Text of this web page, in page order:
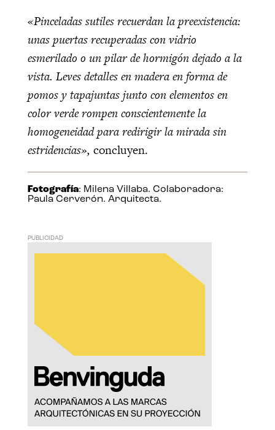
«Pinceladas sutiles recuerdan la preexistencia:
unas puertas recuperadas con vidrio
esmerilado o un pilar de hormigón dejado a la
vista. Leves detalles en madera en forma de
pomos y tapajuntas junto con elementos en
color verde rompen conscientemente la
homogeneidad para redirigir la mirada sin
estridencias», concluyen.
Fotografía: Milena Villaba. Colaboradora:
Paula Cerverón. Arquitecta.
PUBLICIDAD